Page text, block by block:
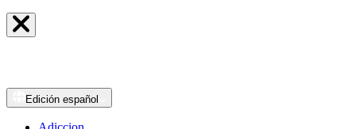
Edición español